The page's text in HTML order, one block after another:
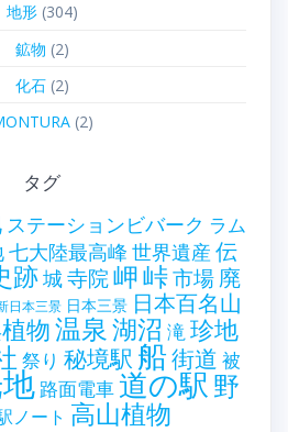
地形(304)
鉱物 (2)
化石(2)
(2)
タグ
ステーションビバーク ラム
七大陸最高峰 世界遺産 伝
跡城寺院岬峠市場 廃
日本三景 日本三景 日本百名山
物温泉湖沼 滝 珍地
祭り 秘境駅 船街道 被
路面電車道の駅 野
ノート 高山植物